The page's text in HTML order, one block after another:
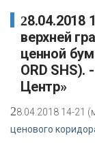
28.04.2018 14-21 (мск) изменено значение
верхней
ценной
ORD
Центр»
28.04.2018 14-21
ценового